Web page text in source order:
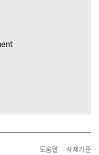
도움말 삭제기준